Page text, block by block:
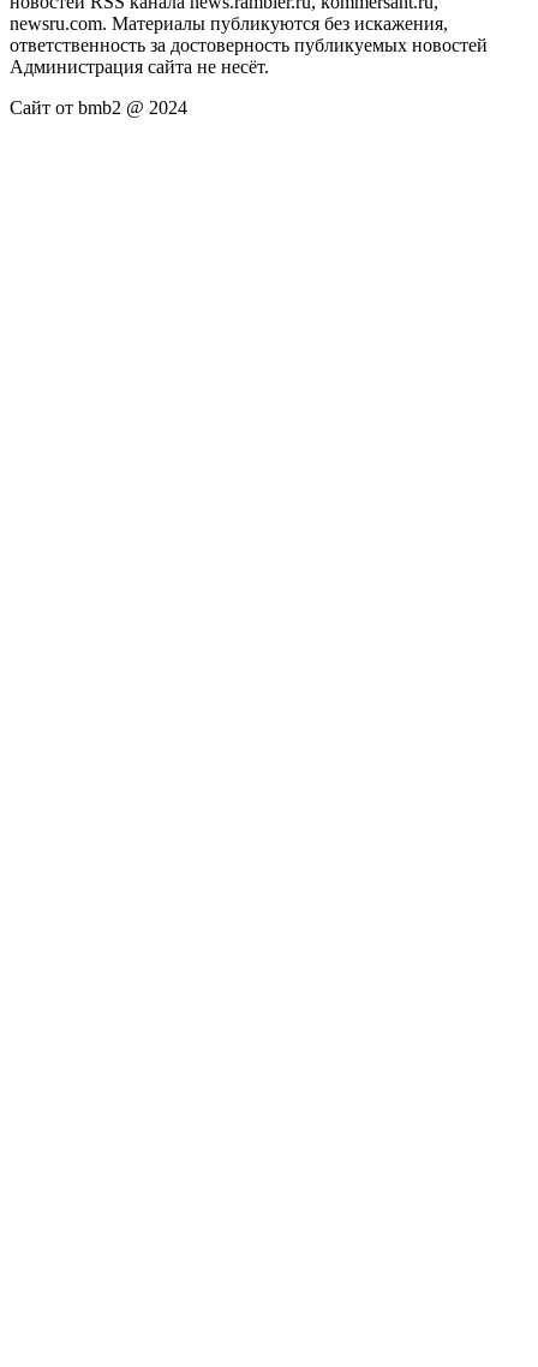
newsru.com. Материалы публикуются без искажения,
ответственность за достоверность публикуемых новостей
Администрация сайта не несёт.
Сайт от bmb2 @ 2024